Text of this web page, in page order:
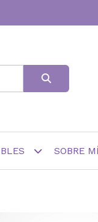
SOBRE MÍ